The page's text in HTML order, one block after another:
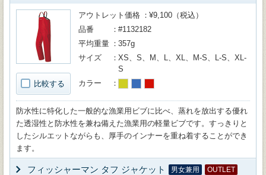
比較する
アウトレット価格
¥9,100（税込）
品番
#1132182
平均重量
357g
サイズ
XS、S、M、L、XL、M-S、L-S、XL-
S
カラー
防水性に特化した一般的な漁業用ビブに比べ、蒸れを放出する優れ
た透湿性と防水性を兼ね備えた漁業用の軽量ビブです。すっきりと
したシルエットながらも、厚手のインナーを重ね着することができ
ます。
フィッシャーマン タフ ジャケット 男女兼用 OUTLET